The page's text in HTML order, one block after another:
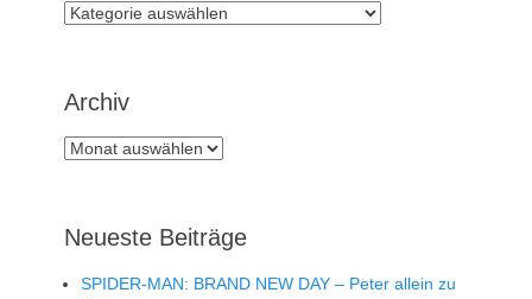
Rubriken
Archiv
Archiv
Neueste Beiträge
SPIDER-MAN: BRAND NEW DAY – Peter allein zu